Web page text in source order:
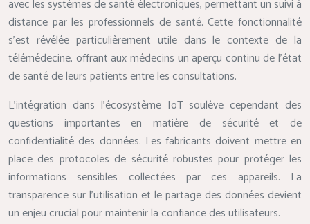
avec les systèmes de santé électroniques, permettant un suivi à
distance par les professionnels de santé. Cette fonctionnalité
s’est révélée particulièrement utile dans le contexte de la
télémédecine, offrant aux médecins un aperçu continu de l’état
de santé de leurs patients entre les consultations.
L’intégration dans l’écosystème IoT soulève cependant des
questions importantes en matière de sécurité et de
confidentialité des données. Les fabricants doivent mettre en
place des protocoles de sécurité robustes pour protéger les
informations sensibles collectées par ces appareils. La
transparence sur l’utilisation et le partage des données devient
un enjeu crucial pour maintenir la confiance des utilisateurs.